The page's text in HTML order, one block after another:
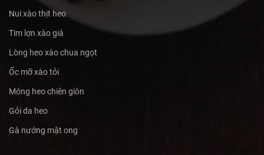
Nui xào thịt heo
Tim lợn xào giá
Lòng heo xào chua ngọt
Ốc mỡ xào tỏi
Móng heo chiên giòn
Gỏi da heo
Gà nướng mật ong